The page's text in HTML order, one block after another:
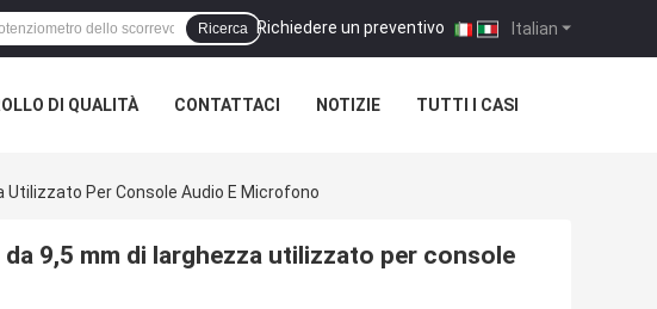
Italian
Richiedere un preventivo |
Ricerca
DI QUALITÀ CONTATTACI NOTIZIE TUTTI I CASI
Utilizzato Per Console Audio E Microfono
9,5 mm di larghezza utilizzato per console